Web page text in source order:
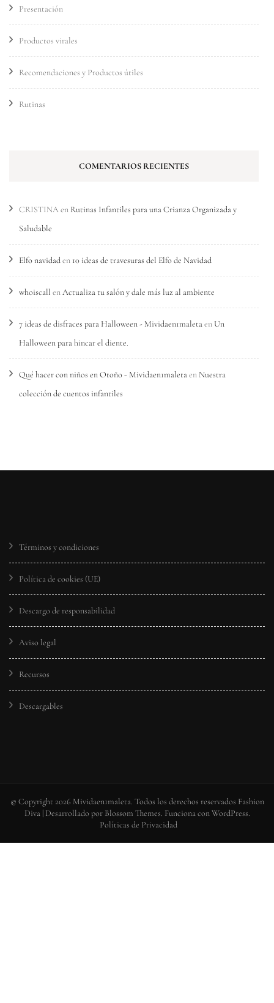
Presentación
Productos virales
Recomendaciones y Productos útiles
Rutinas
COMENTARIOS RECIENTES
CRISTINAen Rutinas Infantiles para una Crianza Organizada y
Saludable
Elfo navidaden 10 ideas de travesuras del Elfo de Navidad
whoiscall enActualiza tu salón y dale más luz al ambiente
7 ideas de disfraces para Halloween - Mividaen1maletaenUn
Halloween para hincar el diente.
Qué hacer con niños en Otoño - Mividaen1maletaen Nuestra
colección de cuentos infantiles
Términos y condiciones
Política de cookies (UE)
Descargo de responsabilidad
Aviso legal
Recursos
Descargables
© Copyright 2026 Mividaen1maleta. Todos los derechos reservados Fashion
Diva | Desarrollado por Blossom Themes. Funciona conWordPress.
Políticas de Privacidad